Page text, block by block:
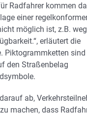
Radfahrer kommen
einer
möglich ist, z.B.
erläutert die
Piktogrammketten sind
den Straßenbelag
ab,
machen, dass